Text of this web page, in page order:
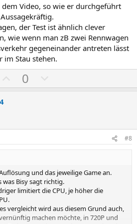
dem Video, so wie er durchgeführt
der Test ist ähnlich clever
wie wenn man zB zwei Rennwagen
gegeneinander antreten lässt
im Stau stehen.
o
t
v
S
t
i
m
0
e
t
v
S
t
i
m
#8
und das jeweilige Game an.
Bisy sagt richtig.
limitiert die CPU, je höher die
vergleicht wird aus diesem Grund auch,
machen möchte, in 720P und